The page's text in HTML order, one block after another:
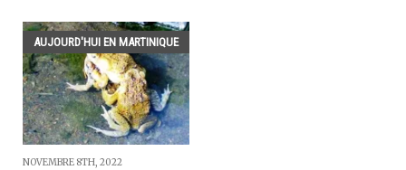
AUJOURD'HUI EN MARTINIQUE
NOVEMBRE 8TH, 2022